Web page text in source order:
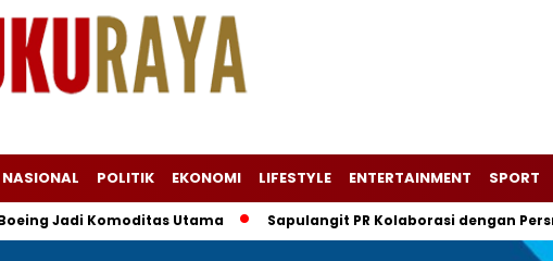
NASIONAL POLITIK EKONOMI LIFESTYLE ENTERTAINMENT SPORT
Komoditas Utama Sapulangit PR Kolaborasi dengan Persrilis.com